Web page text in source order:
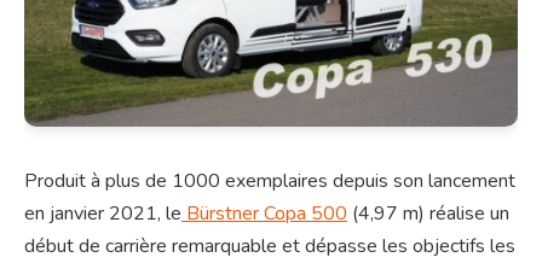
Produit à plus de 1000 exemplaires depuis son lancement
en janvier 2021, le Bürstner Copa 500 (4,97 m) réalise un
début de carrière remarquable et dépasse les objectifs les